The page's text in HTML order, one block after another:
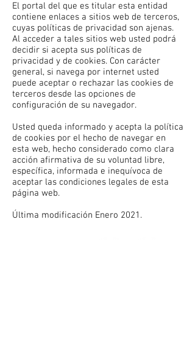
El portal del que es titular esta entidad
contiene enlaces a sitios web de terceros,
cuyas políticas de privacidad son ajenas.
Al acceder a tales sitios web usted podrá
decidir si acepta sus políticas de
privacidad y de cookies. Con carácter
general, si navega por internet usted
puede aceptar o rechazar las cookies de
terceros desde las opciones de
configuración de su navegador.
Usted queda informado y acepta la política
de cookies por el hecho de navegar en
esta web, hecho considerado como clara
acción afirmativa de su voluntad libre,
específica, informada e inequívoca de
aceptar las condiciones legales de esta
página web.
Última modificación Enero 2021.